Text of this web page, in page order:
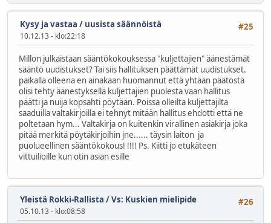
#25
Kysy ja vastaa / uusista säännöistä
10.12.13 - klo:22:18
Millon julkaistaan sääntökokouksessa "kuljettajien" äänestämät
sääntö uudistukset? Tai siis hallituksen päättämät uudistukset.
paikalla olleena en ainakaan huomannut että yhtään päätöstä
olisi tehty äänestyksellä kuljettajien puolesta vaan hallitus
päätti ja nuija kopsahti pöytään. Poissa olleilta kuljettajilta
saaduilla valtakirjoilla ei tehnyt mitään hallitus ehdotti että ne
poltetaan hym... Valtakirja on kuitenkin virallinen asiakirja joka
pitää merkitä pöytäkirjoihin jne...... täysin laiton ja
puolueellinen sääntökokous! !!!! Ps. Kiitti jo etukäteen
vittuilioille kun otin asian esille
#26
Yleistä Rokki-Rallista /Vs: Kuskien mielipide
05.10.13 - klo:08:58